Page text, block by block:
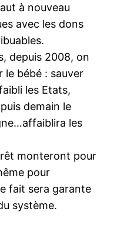
à nouveau
avec les dons
depuis 2008, on
le bébé : sauver
les Etats,
demain le
les
monteront pour
pour
fait sera garante
système.